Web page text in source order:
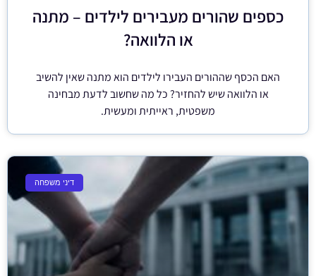
כספים שהורים מעבירים לילדים – מתנה
או הלוואה?
האם הכסף שההורים העבירו לילדים הוא מתנה שאין להשיב
או הלוואה שיש להחזיר? כל מה שחשוב לדעת מבחינה
משפטית, ראייתית ומעשית.
דיני משפחה